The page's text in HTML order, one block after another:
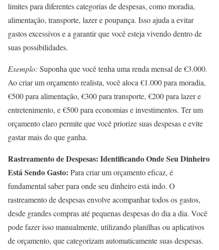
limites para diferentes categorias de despesas, como moradia,
alimentação, transporte, lazer e poupança. Isso ajuda a evitar
gastos excessivos e a garantir que você esteja vivendo dentro de
suas possibilidades.
Exemplo: Suponha que você tenha uma renda mensal de €3.000.
Ao criar um orçamento realista, você aloca €1.000 para moradia,
€500 para alimentação, €300 para transporte, €200 para lazer e
entretenimento, e €500 para economias e investimentos. Ter um
orçamento claro permite que você priorize suas despesas e evite
gastar mais do que ganha.
Rastreamento de Despesas: Identificando Onde Seu Dinheiro
Está Sendo Gasto: Para criar um orçamento eficaz, é
fundamental saber para onde seu dinheiro está indo. O
rastreamento de despesas envolve acompanhar todos os gastos,
desde grandes compras até pequenas despesas do dia a dia. Você
pode fazer isso manualmente, utilizando planilhas ou aplicativos
de orçamento, que categorizam automaticamente suas despesas.